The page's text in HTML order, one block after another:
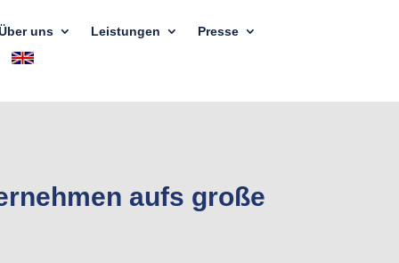
uns Leistungen Presse
aufs große